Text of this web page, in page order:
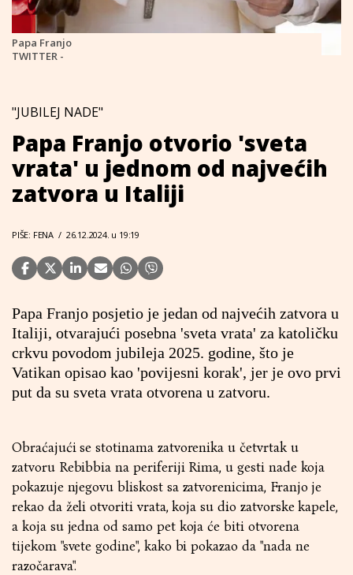
Papa Franjo
TWITTER -
"JUBILEJ NADE"
Papa Franjo otvorio 'sveta
vrata' u jednom od najvećih
zatvora u Italiji
PIŠE: FENA / 26.12.2024. u 19:19
Papa Franjo posjetio je jedan od najvećih zatvora u
Italiji, otvarajući posebna 'sveta vrata' za katoličku
crkvu povodom jubileja 2025. godine, što je
Vatikan opisao kao 'povijesni korak', jer je ovo prvi
put da su sveta vrata otvorena u zatvoru.
Obraćajući se stotinama zatvorenika u četvrtak u
zatvoru Rebibbia na periferiji Rima, u gesti nade koja
pokazuje njegovu bliskost sa zatvorenicima, Franjo je
rekao da želi otvoriti vrata, koja su dio zatvorske kapele,
a koja su jedna od samo pet koja će biti otvorena
tijekom "svete godine", kako bi pokazao da "nada ne
razočarava".